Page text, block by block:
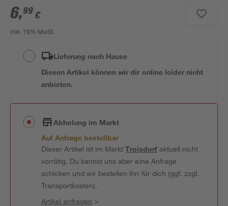
6,99 €
inkl. 19% MwSt.
Lieferung nach Hause
Diesen Artikel können wir dir online leider nicht
anbieten.
Abholung im Markt
Auf Anfrage bestellbar
Dieser Artikel ist im MarktTroisdorfaktuell nicht
vorrätig. Du kannst uns aber eine Anfrage
schicken und wir bestellen ihn für dich (ggf. zzgl.
Transportkosten).
Artikel anfragen >